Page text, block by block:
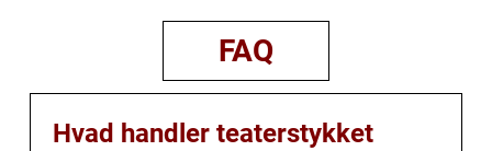
FAQ
Hvad handler teaterstykket